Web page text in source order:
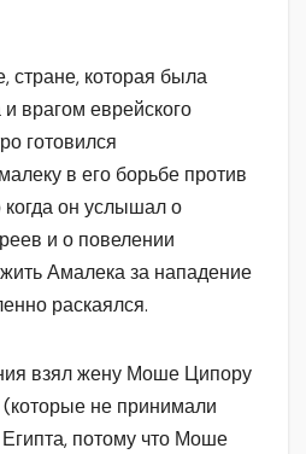
стране, которая была
врагом еврейского
готовился
в его борьбе против
он услышал о
и о повелении
Амалека за нападение
раскаялся.
взял жену Моше Ципору
не принимали
потому что Моше